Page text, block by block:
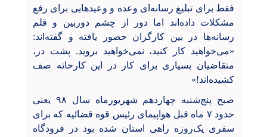
فقط برای تبلیغ رسانه‌ای وعده و وعیدهایی برای رفع
مشکلات داده‌اند اما دور از چشم دوربین و قلم
رسانه‌ها در بین کارگران حضور یافته و گفته‌اند:
«می‌خواهید کار کنید، نمی‌خواهید بروید. پشت در،
متقاضیان بسیاری برای کار در این کارخانه صف
کشیده‌اند!»
صبح پنج‌شنبه چهاردهم شهریورماه سال ۹۸ یعنی
حدود ۷ ماه قبل هواپیمای رئیس قوه قضائیه که برای
سفری یک‌روزه راهی استان شده بود در فرودگاه